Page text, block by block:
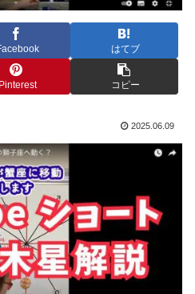
はてブ
Pinterest コピー
2025.06.09